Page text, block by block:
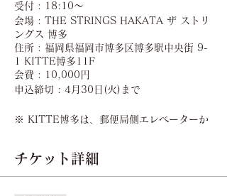
受付 : 18:10〜
会場 : THE STRINGS HAKATA ザ ストリ
ングス 博多
住所 : 福岡県福岡市博多区博多駅中央街 9-
1 KITTE博多11F
会費 : 10,000円
申込締切 : 4月30日(火)まで
※ KITTE博多は、 郵便局側エレベーターか
アルコール) 椅子あり
チケット詳細